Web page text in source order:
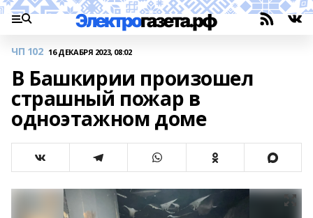
ЧП 102 16 ДЕКАБРЯ 2023, 08:02
В Башкирии произошел
страшный пожар в
одноэтажном доме